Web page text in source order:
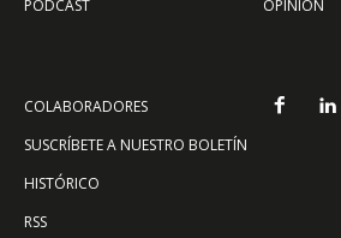
PODCAST
OPINIÓN
COLABORADORES
SUSCRÍBETE A NUESTRO BOLETÍN
HISTÓRICO
RSS